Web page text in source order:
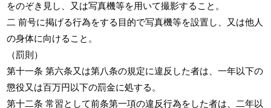
をのぞき見し、又は写真機等を用いて撮影すること。
二 前号に掲げる行為をする目的で写真機等を設置し、又は他人
の身体に向けること。
（罰則）
第十一条 第六条又は第八条の規定に違反した者は、一年以下の
懲役又は百万円以下の罰金に処する。
第十二条 常習として前条第一項の違反行為をした者は、二年以